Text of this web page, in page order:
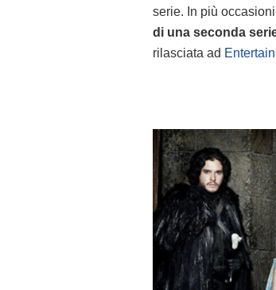
serie. In più
di una seconda
rilasciata ad